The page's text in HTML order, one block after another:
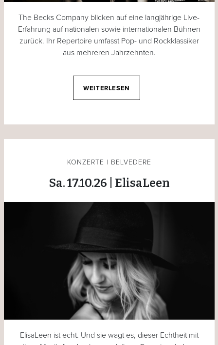
The Becks Company blicken auf eine langjährige Live-
Erfahrung auf nationalen sowie internationalen Bühnen
zurück. Ihr Repertoire umfasst Pop- und Rockklassiker
aus mehreren Jahrzehnten.
WEITERLESEN
KONZERTE | BELVEDERE
Sa. 17.10.26 | ElisaLeen
ElisaLeen ist echt. Und sie wagt es, dieser Echtheit mit